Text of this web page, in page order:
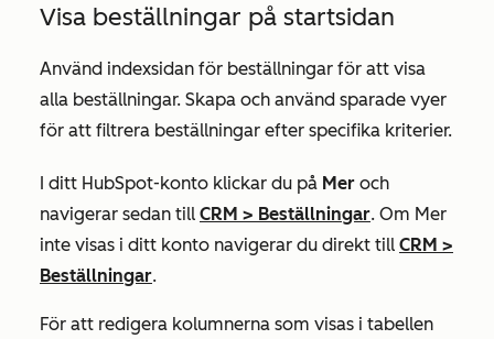
Visa beställningar på startsidan
Använd indexsidan för beställningar för att visa
alla beställningar. Skapa och använd sparade vyer
för att filtrera beställningar efter specifika kriterier.
I ditt HubSpot-konto klickar du på Mer och
navigerar sedan till CRM > Beställningar. Om Mer
inte visas i ditt konto navigerar du direkt till CRM >
Beställningar.
För att redigera kolumnerna som visas i tabellen